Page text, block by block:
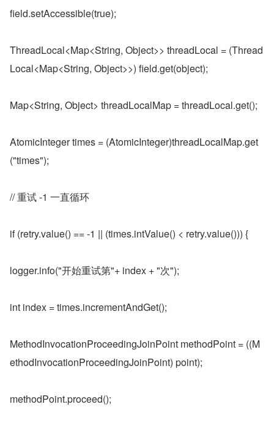
field.setAccessible(true);
ThreadLocal<Map<String, Object>> threadLocal = (Thread
Local<Map<String, Object>>) field.get(object);
Map<String, Object> threadLocalMap = threadLocal.get();
AtomicInteger times = (AtomicInteger)threadLocalMap.get
("times");
// 重试 -1 一直循环
if (retry.value() == -1 || (times.intValue() < retry.value())) {
logger.info("开始重试第"+ index + "次");
int index = times.incrementAndGet();
MethodInvocationProceedingJoinPoint methodPoint = ((M
ethodInvocationProceedingJoinPoint) point);
methodPoint.proceed();